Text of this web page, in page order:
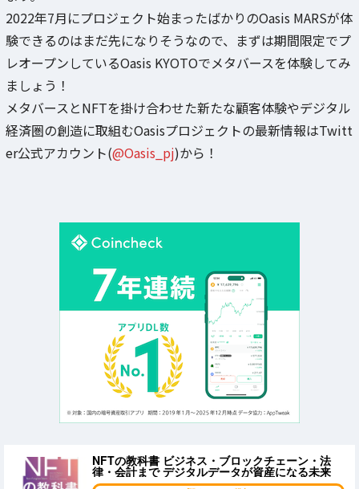
2022年7月にプロジェクト始まったばかりのOasis MARSが体
験できるのはまだ先になりそうなので、まずは期間限定でプ
レオープンしているOasis KYOTOでメタバースを体験してみ
ましょう！
メタバースとNFTを掛け合わせた新たな顧客体験やデジタル
経済圏の創造に取組むOasisプロジェクトの最新情報はTwitt
er公式アカウント(@Oasis_pj)から！
NFTの教科書 ビジネス・ブロックチェーン・法
律・会計まで デジタルデータが資産になる未来